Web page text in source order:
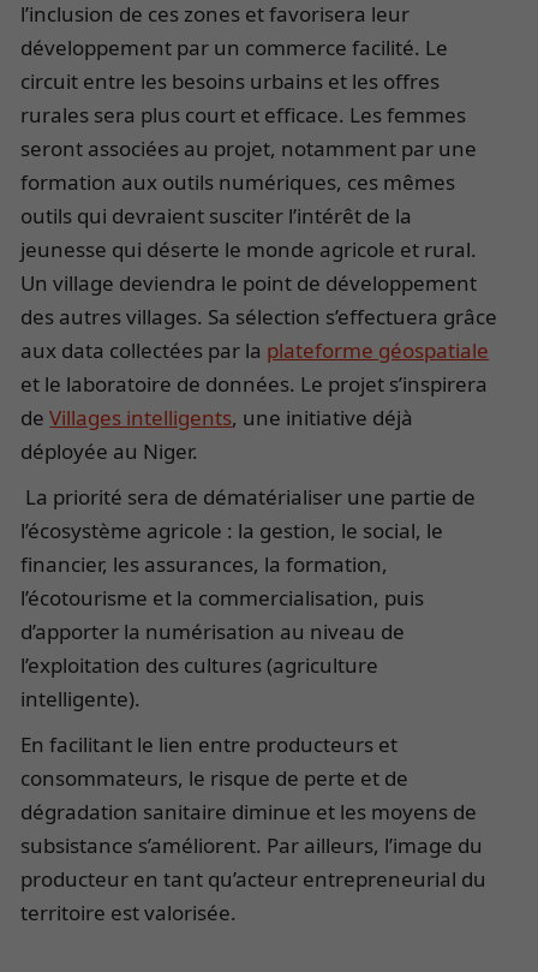
l’inclusion de ces zones et favorisera leur
développement par un commerce facilité. Le
circuit entre les besoins urbains et les offres
rurales sera plus court et efficace. Les femmes
seront associées au projet, notamment par une
formation aux outils numériques, ces mêmes
outils qui devraient susciter l’intérêt de la
jeunesse qui déserte le monde agricole et rural.
Un village deviendra le point de développement
des autres villages. Sa sélection s’effectuera grâce
aux data collectées par la plateforme géospatiale
et le laboratoire de données. Le projet s’inspirera
deVillages intelligents, une initiative déjà
déployée au Niger.
La priorité sera de dématérialiser une partie de
l’écosystème agricole : la gestion, le social, le
financier, les assurances, la formation,
l’écotourisme et la commercialisation, puis
d’apporter la numérisation au niveau de
l’exploitation des cultures (agriculture
intelligente).
En facilitant le lien entre producteurs et
consommateurs, le risque de perte et de
dégradation sanitaire diminue et les moyens de
subsistance s’améliorent. Par ailleurs, l’image du
producteur en tant qu’acteur entrepreneurial du
territoire est valorisée.